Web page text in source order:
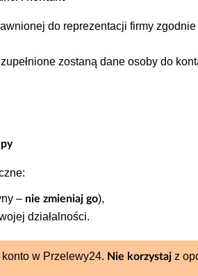
do reprezentacji firmy
zostaną dane osoby do
– nie zmieniaj go),
działalności.
w Przelewy24. Nie korzystaj z